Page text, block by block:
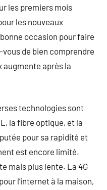
les premiers mois
les nouveaux
occasion pour faire
de bien comprendre
augmente après la
technologies sont
la fibre optique, et la
pour sa rapidité et
est encore limité.
mais plus lente. La 4G
l’internet à la maison,